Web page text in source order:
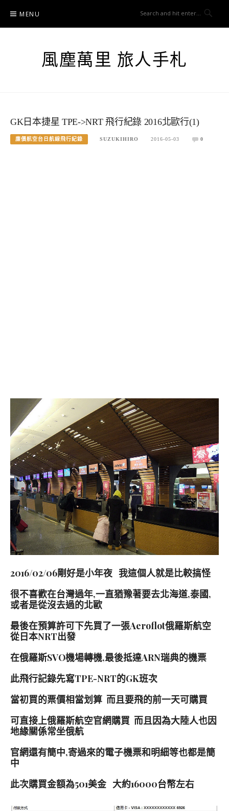
content
MENU
風塵萬里 旅人手札
GK日本捷星 TPE->NRT 飛行紀錄 2016北歐行(1)
廉價航空台日航線飛行紀錄 SUZUKIHIRO 2016-05-03 0
2016/02/06剛好是小年夜 我這個人就是比較搞怪
很不喜歡在台灣過年,一直猶豫著要去北海道,泰國,
或者是從沒去過的北歐
最後在預算許可下先買了一張Aeroflot俄羅斯航空
從日本NRT出發
在俄羅斯SVO機場轉機,最後抵達ARN瑞典的機票
此飛行記錄先寫TPE-NRT的GK班次
當初買的票價相當划算 而且要飛的前一天可購買
可直接上俄羅斯航空官網購買 而且因為大陸人也因
地緣關係常坐俄航
官網還有簡中,寄過來的電子機票和明細等也都是簡
中
此次購買金額為501美金 大約16000台幣左右